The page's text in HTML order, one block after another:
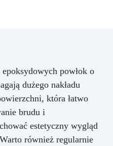
powłok o
dużego nakładu
która łatwo
brudu i
estetyczny wygląd
również regularnie